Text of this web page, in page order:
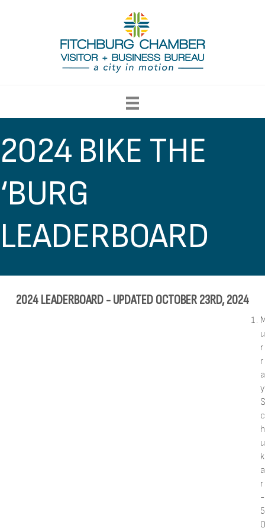
2024 BIKE THE
‘BURG
LEADERBOARD
2024 LEADERBOARD - UPDATED OCTOBER 23RD, 2024
u
r
r
a
y
S
c
h
u
k
a
r
-
5
0